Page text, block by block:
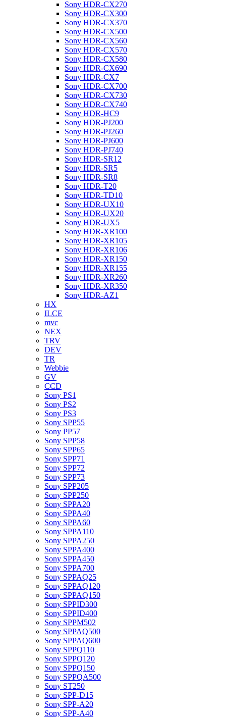
Sony HDR-CX270
Sony HDR-CX300
Sony HDR-CX370
Sony HDR-CX500
Sony HDR-CX560
Sony HDR-CX570
Sony HDR-CX580
Sony HDR-CX690
Sony HDR-CX7
Sony HDR-CX700
Sony HDR-CX730
Sony HDR-CX740
Sony HDR-HC9
Sony HDR-PJ200
Sony HDR-PJ260
Sony HDR-PJ600
Sony HDR-PJ740
Sony HDR-SR12
Sony HDR-SR5
Sony HDR-SR8
Sony HDR-T20
Sony HDR-TD10
Sony HDR-UX10
Sony HDR-UX20
Sony HDR-UX5
Sony HDR-XR100
Sony HDR-XR105
Sony HDR-XR106
Sony HDR-XR150
Sony HDR-XR155
Sony HDR-XR260
Sony HDR-XR350
Sony HDR-AZ1
HX
ILCE
mvc
NEX
TRV
DEV
TR
Webbie
GV
CCD
Sony PS1
Sony PS2
Sony PS3
Sony SPP55
Sony PP57
Sony SPP58
Sony SPP65
Sony SPP71
Sony SPP72
Sony SPP73
Sony SPP205
Sony SPP250
Sony SPPA20
Sony SPPA40
Sony SPPA60
Sony SPPA110
Sony SPPA250
Sony SPPA400
Sony SPPA450
Sony SPPA700
Sony SPPAQ25
Sony SPPAQ120
Sony SPPAQ150
Sony SPPID300
Sony SPPID400
Sony SPPM502
Sony SPPAQ500
Sony SPPAQ600
Sony SPPQ110
Sony SPPQ120
Sony SPPQ150
Sony SPPQA500
Sony ST250
Sony SPP-D15
Sony SPP-A20
Sony SPP-A40